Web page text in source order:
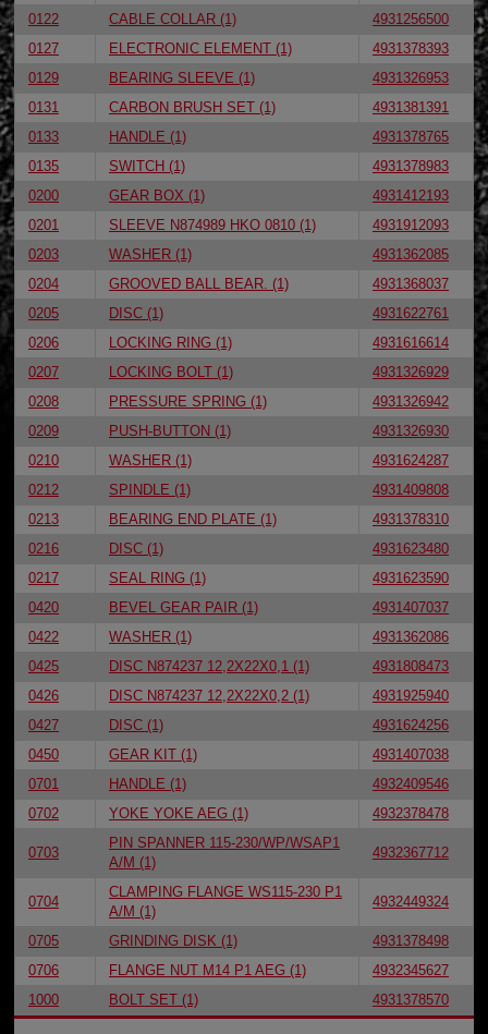
0122
CABLE COLLAR (1)
4931256500
0127
ELECTRONIC ELEMENT (1)
4931378393
0129
BEARING SLEEVE (1)
4931326953
0131
CARBON BRUSH SET (1)
4931381391
0133
HANDLE (1)
4931378765
0135
SWITCH (1)
4931378983
0200
GEAR BOX (1)
4931412193
0201
SLEEVE N874989 HKO 0810 (1)
4931912093
0203
WASHER (1)
4931362085
0204
GROOVED BALL BEAR. (1)
4931368037
0205
DISC (1)
4931622761
0206
LOCKING RING (1)
4931616614
0207
LOCKING BOLT (1)
4931326929
0208
PRESSURE SPRING (1)
4931326942
0209
PUSH-BUTTON (1)
4931326930
0210
WASHER (1)
4931624287
0212
SPINDLE (1)
4931409808
0213
BEARING END PLATE (1)
4931378310
0216
DISC (1)
4931623480
0217
SEAL RING (1)
4931623590
0420
BEVEL GEAR PAIR (1)
4931407037
0422
WASHER (1)
4931362086
0425
DISC N874237 12,2X22X0,1 (1)
4931808473
0426
DISC N874237 12,2X22X0,2 (1)
4931925940
0427
DISC (1)
4931624256
0450
GEAR KIT (1)
4931407038
0701
HANDLE (1)
4932409546
0702
YOKE YOKE AEG (1) 4932378478
0703
PIN SPANNER 115-230/WP/WSAP1
A/M (1)
4932367712
0704
CLAMPING FLANGE WS115-230 P1
A/M (1)
4932449324
0705 GRINDING DISK (1)
4931378498
0706
FLANGE NUT M14 P1 AEG (1)
4932345627
1000
BOLT SET (1) 4931378570